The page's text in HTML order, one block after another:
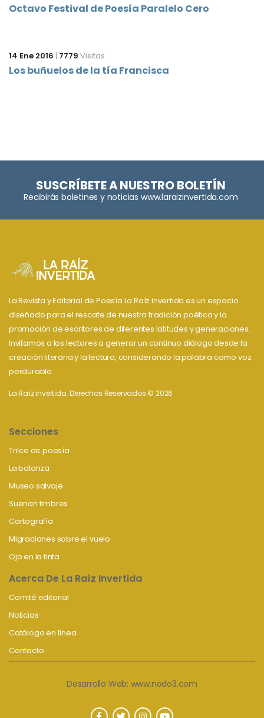
Octavo Festival de Poesía Paralelo Cero
14 Ene 2016 | 7779 Visitas
Los buñuelos de la tía Francisca
SUSCRÍBETE A NUESTRO BOLETÍN
Recibirás boletines y noticias www.laraizinvertida.com
La Revista y Editorial de Poesía La Raíz Invertida es un espacio
diseñado para el rescate de nuestra tradición poética y la
promoción de escritores de diferentes latitudes y generaciones.
Invitamos a los lectores a generar un continuo diálogo desde la
creación literaria y la lectura, considerando la palabra como voz
perdurable.
La Raíz invertida. Derechos Reservados © 2026
Secciones
Trilce de poesía
La balanza
Museo salvaje
Suenan timbres
Cartografía
Migraciones sobre el vuelo
Ojo en la tinta
Acerca De La Raíz Invertida
Comité editorial
Noticias
Catálogo en línea
Contacto
Desarrollo Web: www.nodo3.com